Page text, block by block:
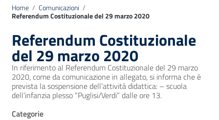
Home / Comunicazioni /
Referendum Costituzionale del 29 marzo 2020
Referendum Costituzionale
del 29 marzo 2020
In riferimento al Referendum Costituzionale del 29 marzo
2020, come da comunicazione in allegato, si informa che è
prevista la sospensione dell’attività didattica: – scuola
dell’infanzia plesso “Puglisi/Verdi” dalle ore 13.
Categorie